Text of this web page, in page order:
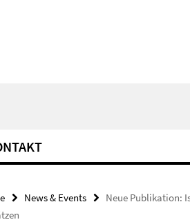
News & Events
Neue Publikation: